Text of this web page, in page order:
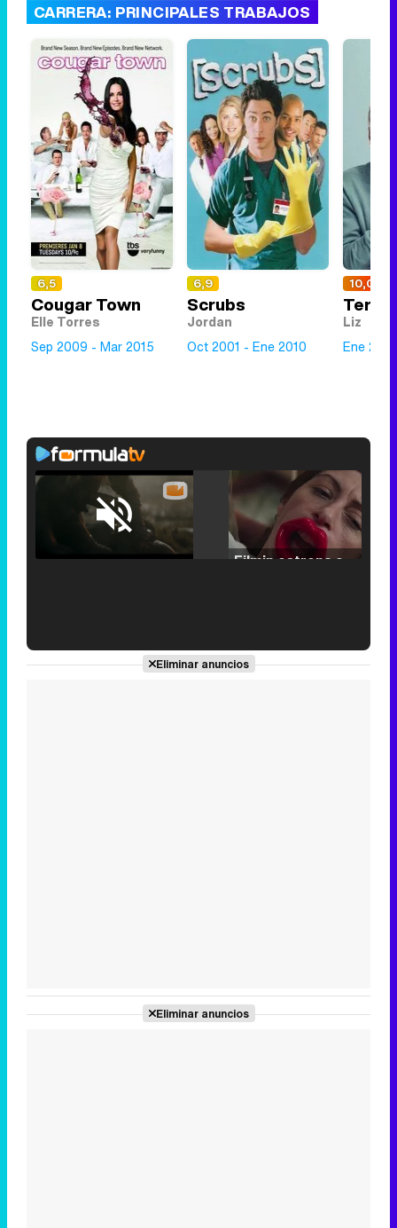
CARRERA: PRINCIPALES TRABAJOS
6,5
Cougar Town
Elle Torres
Sep 2009 - Mar 2015
6,9
Scrubs
Jordan
Oct 2001 - Ene 2010
10,0
Liz
Ene
Unmute /
Loaded:
25.30%
'120 Minutos' celebra sus 2.000 programas en Telemadrid con un vídeo del día a día en la redacción
Eliminar anuncios
Eliminar anuncios